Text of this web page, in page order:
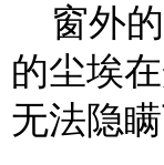
窗外的
的尘埃
无法隐